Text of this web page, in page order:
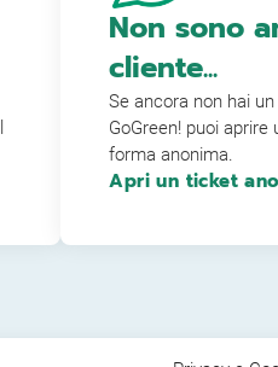
Non sono
cliente...
Se ancora non hai
GoGreen! puoi aprire
forma anonima.
Apri un ticket